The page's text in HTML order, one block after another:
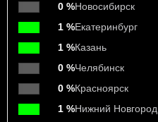
0 %Новосибирск
1 %Екатеринбург
1 %Казань
0 %Челябинск
0 %Красноярск
1 %Нижний Новгород